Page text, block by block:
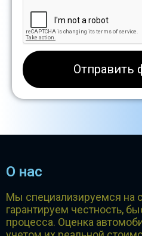
Отправить
О нас
Мы специализируемся на
гарантируем честность,
процесса. Оценка